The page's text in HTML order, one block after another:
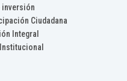
inversión
Ciudadana
Integral